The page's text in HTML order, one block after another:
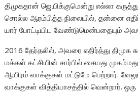
திமுகதான் ஜெயிக்குமென்று எல்லா
சொல்ல ஆரம்பித்த நிலையில், தன்னை
யார் போட்டியிட வேண்டுமென்பதையும்
2016 தேர்தலில், அவரை எதிர்த்து திமுக
மக்கள் கட்சியின் சார்பில் சையது
ஆயிரம் வாக்குகள் மட்டுமே பெற்றார்.
வாக்குகள் வித்தியாசத்தில் வென்றார்.